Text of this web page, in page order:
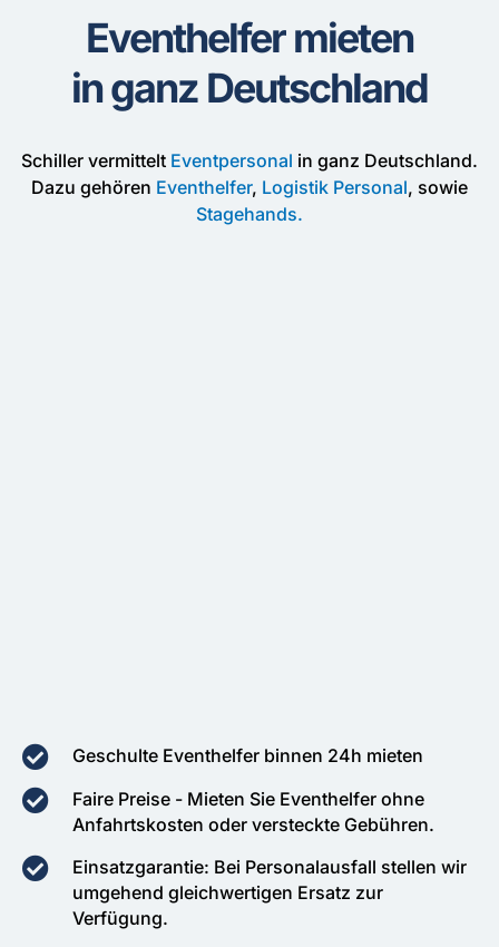
Eventhelfer mieten
in ganz Deutschland
Schiller vermittelt Eventpersonal in ganz Deutschland.
Dazu gehören Eventhelfer, Logistik Personal, sowie
Stagehands.
Geschulte Eventhelfer binnen 24h mieten
Faire Preise - Mieten Sie Eventhelfer ohne
Anfahrtskosten oder versteckte Gebühren.
Einsatzgarantie: Bei Personalausfall stellen wir
umgehend gleichwertigen Ersatz zur
Verfügung.